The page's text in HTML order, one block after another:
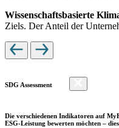
Wissenschaftsbasierte
Ziels. Der Anteil der
SDG Assessment
Die verschiedenen Indikatoren auf
ESG-Leistung bewerten möchten –